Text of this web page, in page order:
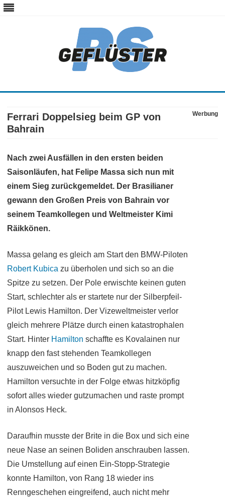
Skip
content
Ferrari Doppelsieg beim GP von
Bahrain
Werbung
Nach zwei Ausfällen in den ersten beiden
Saisonläufen, hat Felipe Massa sich nun mit
einem Sieg zurückgemeldet. Der Brasilianer
gewann den Großen Preis von Bahrain vor
seinem Teamkollegen und Weltmeister Kimi
Räikkönen.
Massa gelang es gleich am Start den BMW-Piloten
Robert Kubica zu überholen und sich so an die
Spitze zu setzen. Der Pole erwischte keinen guten
Start, schlechter als er startete nur der Silberpfeil-
Pilot Lewis Hamilton. Der Vizeweltmeister verlor
gleich mehrere Plätze durch einen katastrophalen
Start. Hinter Hamilton schaffte es Kovalainen nur
knapp den fast stehenden Teamkollegen
auszuweichen und so Boden gut zu machen.
Hamilton versuchte in der Folge etwas hitzköpfig
sofort alles wieder gutzumachen und raste prompt
in Alonsos Heck.
Daraufhin musste der Brite in die Box und sich eine
neue Nase an seinen Boliden anschrauben lassen.
Die Umstellung auf einen Ein-Stopp-Strategie
konnte Hamilton, von Rang 18 wieder ins
Renngeschehen eingreifend, auch nicht mehr